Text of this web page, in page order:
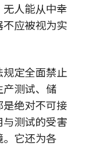
人能从中幸
应被视为实
规定全面禁止
测试、储
绝对不可接
测试的受害
它还为各